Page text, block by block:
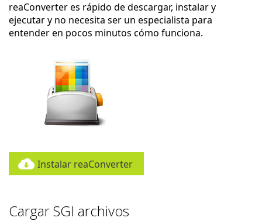
reaConverter es rápido de descargar, instalar y
ejecutar y no necesita ser un especialista para
entender en pocos minutos cómo funciona.
Instalar reaConverter
Cargar SGI archivos